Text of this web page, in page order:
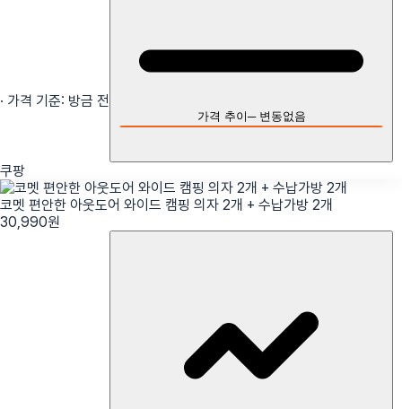
· 가격 기준: 방금 전
가격 추이─ 변동없음
쿠팡
코멧 편안한 아웃도어 와이드 캠핑 의자 2개 + 수납가방 2개
30,990원